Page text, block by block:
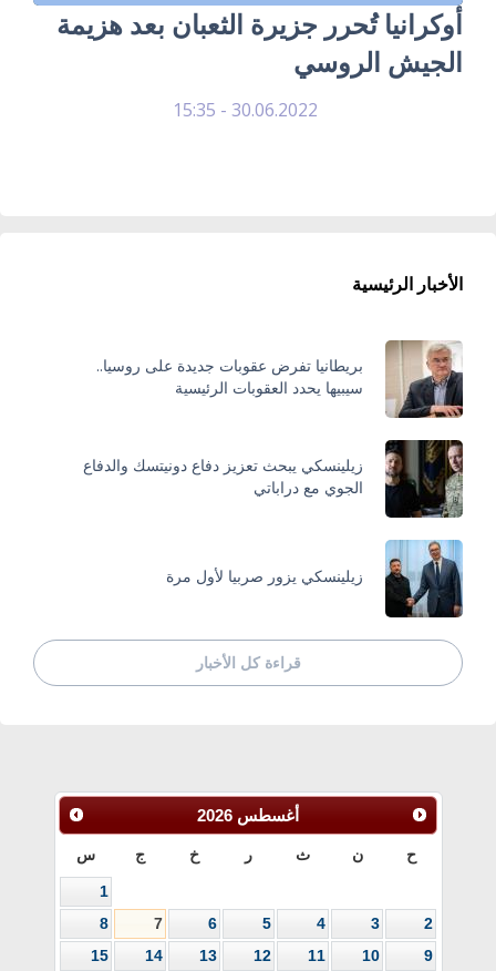
أوكرانيا تُحرر جزيرة الثعبان بعد هزيمة
الجيش الروسي
30.06.2022 - 15:35
الأخبار الرئيسية
بريطانيا تفرض عقوبات جديدة على روسيا..
سيبيها يحدد العقوبات الرئيسية
زيلينسكي يبحث تعزيز دفاع دونيتسك والدفاع
الجوي مع دراباتي
زيلينسكي يزور صربيا لأول مرة
قراءة كل الأخبار
أغسطس 2026
ح ن ث ر خ ج س
1
2
3
4
5
6
7
8
9
10
11
12
13
14
15